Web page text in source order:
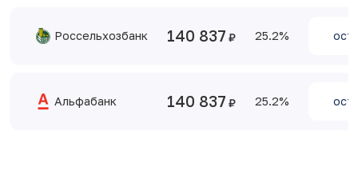
Россельхозбанк 140 837 25.2
Альфабанк 140 837 25.2